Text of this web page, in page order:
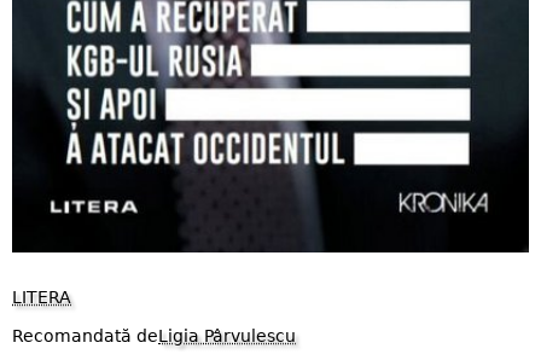
LITERA
Recomandată deLigia Pârvulescu